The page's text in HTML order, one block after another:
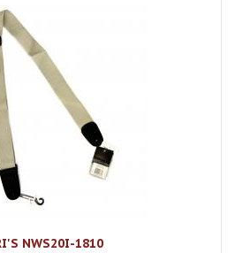
NWS20I-1810